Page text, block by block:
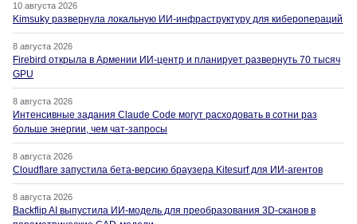
10 августа 2026
Kimsuky развернула локальную ИИ-инфраструктуру для киберопераций
8 августа 2026
Firebird открыла в Армении ИИ-центр и планирует развернуть 70 тысяч
GPU
8 августа 2026
Интенсивные задания Claude Code могут расходовать в сотни раз
больше энергии, чем чат-запросы
8 августа 2026
Cloudflare запустила бета-версию браузера Kitesurf для ИИ-агентов
8 августа 2026
Backflip AI выпустила ИИ-модель для преобразования 3D-сканов в